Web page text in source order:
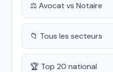
⚖️ Avocat vs Notaire
📁 Tous les secteurs
🏆 Top 20 national